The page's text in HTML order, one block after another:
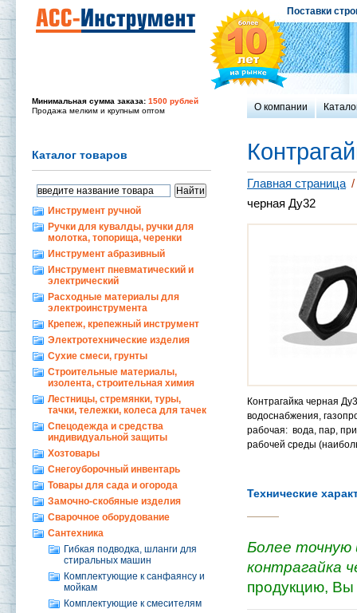
Поставки
О компании
Минимальная сумма заказа: 1500 рублей
Продажа мелким и крупным оптом
Каталог товаров
Инструмент ручной
Ручки для кувалды, ручки для
молотка, топорища, черенки
Инструмент абразивный
Инструмент пневматический и
электрический
Расходные материалы для
электроинструмента
Крепеж, крепежный инструмент
Электротехнические изделия
Сухие смеси, грунты
Строительные материалы,
изолента, строительная химия
Лестницы, стремянки, туры,
тачки, тележки, колеса для тачек
Спецодежда и средства
индивидуальной защиты
Хозтовары
Снегоуборочный инвентарь
Товары для сада и огорода
Замочно-скобяные изделия
Сварочное оборудование
Сантехника
Гибкая подводка, шланги для
стиральных машин
Комплектующие к санфаянсу и
мойкам
Комплектующие к смесителям
Главная страница /
черная Ду32
Контрагайка черная
водоснабжения,
рабочая: вода, пар,
рабочей среды
Технические
Более точную
контрагайка
продукцию,